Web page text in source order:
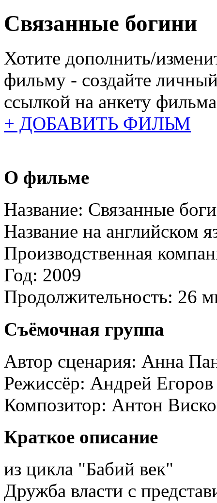
Связанные богини
Хотите дополнить/
фильму - создайте
ссылкой на анкету
+ ДОБАВИТЬ ФИЛЬМ
О фильме
Название: Связанные
Название на английском
Производственная
Год: 2009
Продолжительность: 26
Съёмочная группа
Автор сценария: Анна
Режиссёр: Андрей Егоров
Композитор: Антон
Краткое описание
из цикла "Бабий век"
Дружба власти с